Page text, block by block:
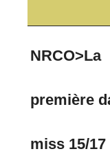
NRCO>La
première
miss 15/